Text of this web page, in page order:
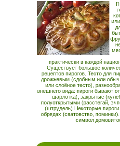
практически в каждой
Существует большое
рецептов пирогов. Тесто для
дрожжевым (сдобным или
или слоёное тесто),
внешнего вида: пироги бывают
шарлотка), закрытые
полуоткрытыми (расстегай,
(штрудель).Некоторые
обрядах (сватовство,
символ